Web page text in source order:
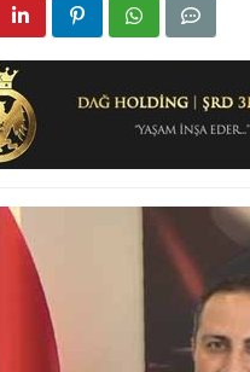
16:40 Mustafa